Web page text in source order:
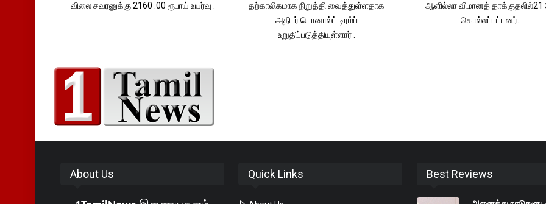
விலை சவரனுக்கு 2160 .00 ரூபாய் உயர்வு .
தற்காலிகமாக நிறுத்தி வைத்துள்ளதாக
அதிபர் டொனால்ட் டிரம்ப்
உறுதிப்படுத்தியுள்ளார் .
ஆளில்லா விமானத் தாக்குதலில்21
கொல்லப்பட்டனர்.
About Us Quick Links Best Reviews